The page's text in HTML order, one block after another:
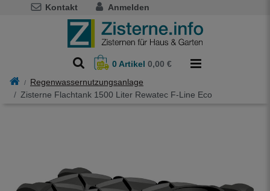
Kontakt Anmelden
0Artikel 0,00 €
Regenwassernutzungsanlage
Zisterne Flachtank 1500 Liter Rewatec F-Line Eco